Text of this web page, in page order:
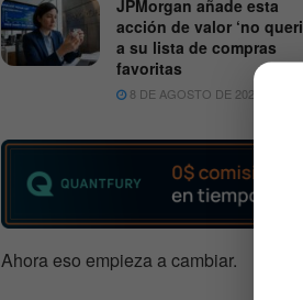
JPMorgan añade esta
acción de valor ‘no
a su lista de compras
favoritas
8 DE AGOSTO DE 2026
Ahora eso empieza a cambiar.